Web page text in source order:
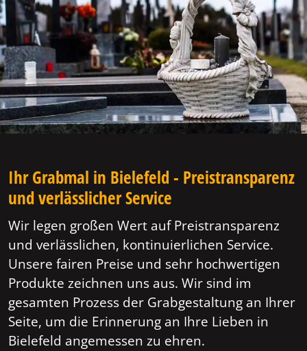
Ihr Grabmal in Bielefeld - Preistransparenz
und verlässlicher Service
Wir legen großen Wert auf Preistransparenz
und verlässlichen, kontinuierlichen Service.
Unsere fairen Preise und sehr hochwertigen
Produkte zeichnen uns aus. Wir sind im
gesamten Prozess der Grabgestaltung an Ihrer
Seite, um die Erinnerung an Ihre Lieben in
Bielefeld angemessen zu ehren.